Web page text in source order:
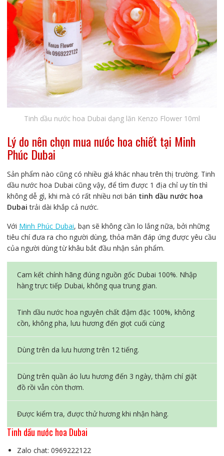
Tinh dầu nước hoa Dubai dạng lăn Kenzo Flower 10ml
Lý do nên chọn mua nước hoa chiết tại Minh
Phúc Dubai
Sản phẩm nào cũng có nhiều giá khác nhau trên thị trường. Tinh
dầu nước hoa Dubai cũng vậy, để tìm được 1 địa chỉ uy tín thì
không dễ gì, khi mà có rất nhiều nơi bán tinh dầu nước hoa
Dubai trải dài khắp cả nước.
Với Minh Phúc Dubai, bạn sẽ không cần lo lắng nữa, bởi những
tiêu chí đưa ra cho người dùng, thỏa mãn đáp ứng được yêu cầu
của người dùng từ khâu bắt đầu nhận sản phẩm.
Cam kết chính hãng đúng nguồn gốc Dubai 100%. Nhập
hàng trực tiếp Dubai, không qua trung gian.
Tinh dầu nước hoa nguyên chất đậm đặc 100%, không
cồn, không pha, lưu hương đến giọt cuối cùng
Dùng trên da lưu hương trên 12 tiếng.
Dùng trên quần áo lưu hương đến 3 ngày, thậm chí giặt
đồ rồi vẫn còn thơm.
Được kiểm tra, được thử hương khi nhận hàng.
Tinh dầu nước hoa Dubai
Zalo chat: 0969222122